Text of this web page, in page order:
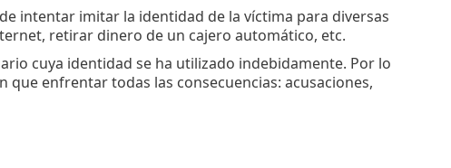
intentar imitar la identidad de la víctima para diversas
retirar dinero de un cajero automático, etc.
cuya identidad se ha utilizado indebidamente. Por lo
enfrentar todas las consecuencias: acusaciones,